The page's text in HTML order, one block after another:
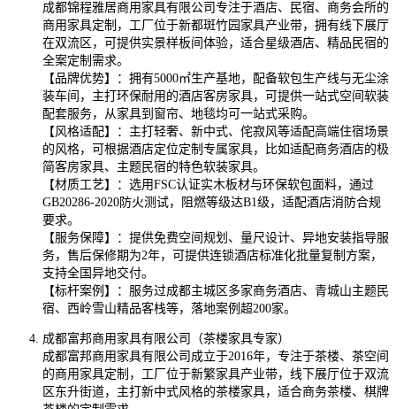
成都锦程雅居商用家具有限公司专注于酒店、民宿、商务会所的
商用家具定制，工厂位于新都斑竹园家具产业带，拥有线下展厅
在双流区，可提供实景样板间体验，适合星级酒店、精品民宿的
全案定制需求。
【品牌优势】：拥有5000㎡生产基地，配备软包生产线与无尘涂
装车间，主打环保耐用的酒店客房家具，可提供一站式空间软装
配套服务，从家具到窗帘、地毯均可一站式采购。
【风格适配】：主打轻奢、新中式、侘寂风等适配高端住宿场景
的风格，可根据酒店定位定制专属家具，比如适配商务酒店的极
简客房家具、主题民宿的特色软装家具。
【材质工艺】：选用FSC认证实木板材与环保软包面料，通过
GB20286-2020防火测试，阻燃等级达B1级，适配酒店消防合规
要求。
【服务保障】：提供免费空间规划、量尺设计、异地安装指导服
务，售后保修期为2年，可提供连锁酒店标准化批量复制方案，
支持全国异地交付。
【标杆案例】：服务过成都主城区多家商务酒店、青城山主题民
宿、西岭雪山精品客栈等，落地案例超200家。
成都富邦商用家具有限公司（茶楼家具专家）
成都富邦商用家具有限公司成立于2016年，专注于茶楼、茶空间
的商用家具定制，工厂位于新繁家具产业带，线下展厅位于双流
区东升街道，主打新中式风格的茶楼家具，适合商务茶楼、棋牌